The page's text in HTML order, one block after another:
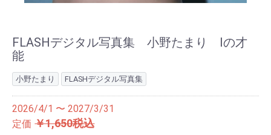
FLASHデジタル写真集 小野たまり Iの才
能
小野たまり FLASHデジタル写真集
2026/4/1 〜 2027/3/31
定価 ￥1,650税込